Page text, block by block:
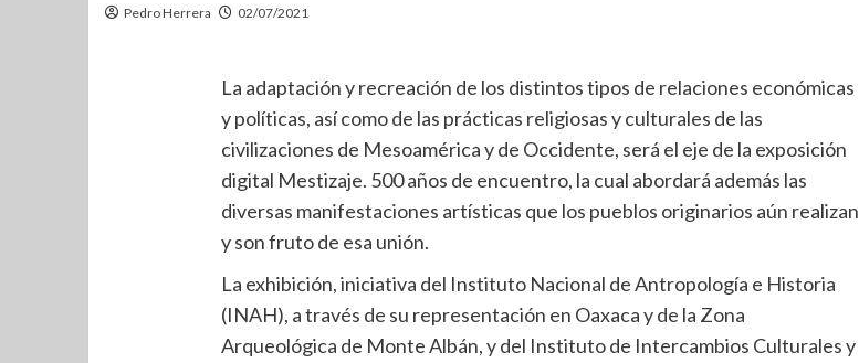
Pedro Herrera 02/07/2021
La adaptación y recreación de los distintos tipos de relaciones económicas
y políticas, así como de las prácticas religiosas y culturales de las
civilizaciones de Mesoamérica y de Occidente, será el eje de la exposición
digital Mestizaje. 500 años de encuentro, la cual abordará además las
diversas manifestaciones artísticas que los pueblos originarios aún realizan
y son fruto de esa unión.
La exhibición, iniciativa del Instituto Nacional de Antropología e Historia
(INAH), a través de su representación en Oaxaca y de la Zona
Arqueológica de Monte Albán, y del Instituto de Intercambios Culturales y